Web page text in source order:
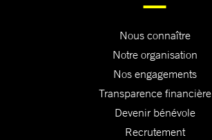
Nous connaître
Notre organisation
Nos engagements
Transparence financière
Devenir bénévole
Recrutement